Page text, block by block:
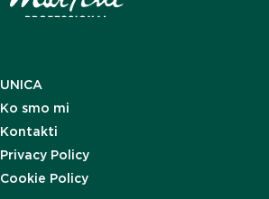
UNICA
Ko smo mi
Kontakti
Privacy Policy
Cookie Policy